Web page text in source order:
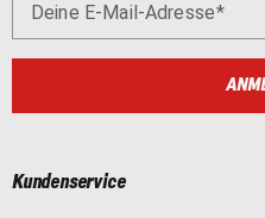
Deine E-Mail-Adresse
Kundenservice